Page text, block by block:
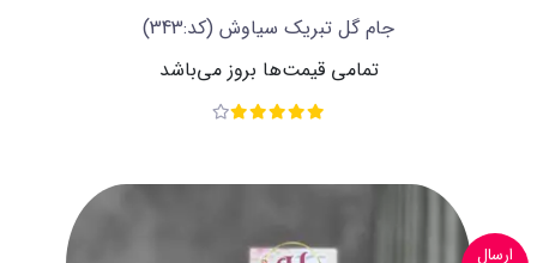
جام گل تبریک سیاوش (کد:343)
تمامی قیمت‌ها بروز می‌باشد
ارسال